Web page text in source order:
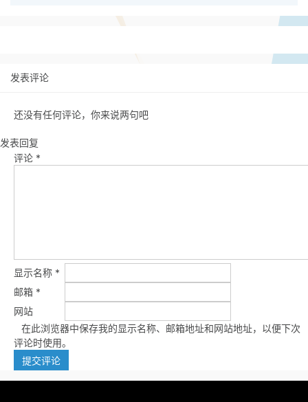
发表评论
还没有任何评论，你来说两句吧
发表回复
评论 *
显示名称 *
邮箱 *
网站
在此浏览器中保存我的显示名称、邮箱地址和网站地址，以便下次
评论时使用。